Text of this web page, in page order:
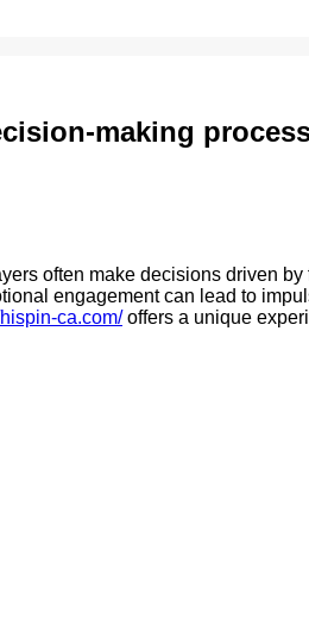
making
often make decisions driven
engagement can lead to
ca.com/offers a unique